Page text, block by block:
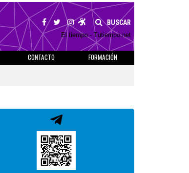
BUSCAR
El tiempo - Tutiempo.net
CONTACTO
FORMACIÓN